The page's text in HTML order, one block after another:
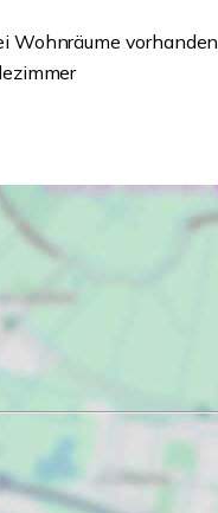
Wohnräume vorhanden